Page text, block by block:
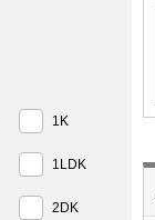
1K
1LDK
2DK